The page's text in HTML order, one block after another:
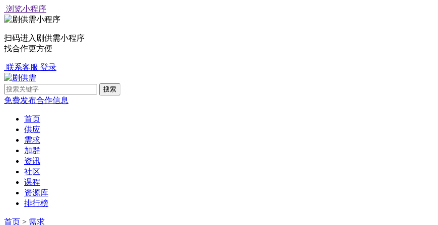
浏览小程序
扫码进入剧供需小程序
找合作更方便
联系客服 登录
免费发布合作信息
首页
供应
需求
加群
资讯
社区
课程
资源库
排行榜
首页 > 需求